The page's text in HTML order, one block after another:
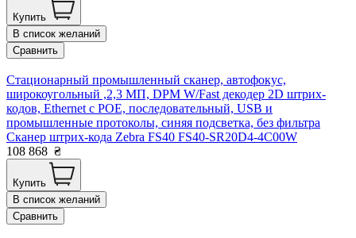
Купить
В список желаний
Сравнить
Стационарный промышленный сканер, автофокус,
широкоугольный ,2,3 МП, DPM W/Fast декодер 2D штрих-
кодов, Ethernet с POE, последовательный, USB и
промышленные протоколы, синяя подсветка, без фильтра
Сканер штрих-кода Zebra FS40 FS40-SR20D4-4C00W
108 868 ₴
Купить
В список желаний
Сравнить